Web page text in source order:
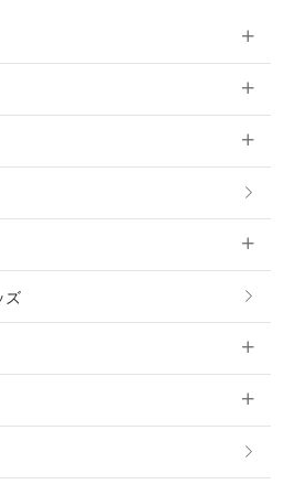
ロット
ロット
ンクトップ
ピース
ズ
貨